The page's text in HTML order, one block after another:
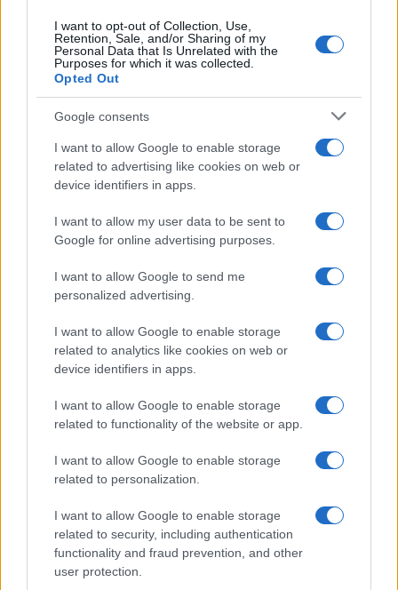
I want to opt-out of Collection, Use,
Retention, Sale, and/or Sharing of my
Personal Data that Is Unrelated with the
Purposes for which it was collected.
Opted Out
Google consents
I want to allow Google to enable storage
related to advertising like cookies on web or
device identifiers in apps.
I want to allow my user data to be sent to
Google for online advertising purposes.
I want to allow Google to send me
personalized advertising.
I want to allow Google to enable storage
related to analytics like cookies on web or
device identifiers in apps.
I want to allow Google to enable storage
related to functionality of the website or app.
I want to allow Google to enable storage
related to personalization.
I want to allow Google to enable storage
related to security, including authentication
functionality and fraud prevention, and other
user protection.
Continua a leggere
B2B NEWS